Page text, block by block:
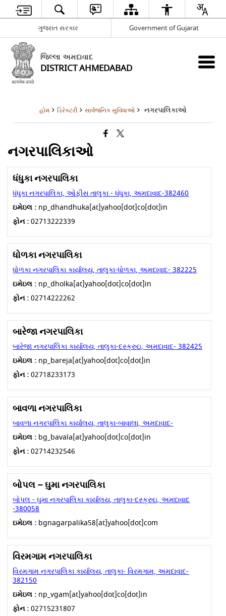
ગુજરાત સરકાર Government of Gujarat
જિલ્લા અમદાવાદ
DISTRICT AHMEDABAD
હોમ ડિરેક્ટરી સાર્વજનિક સુવિધાઓ નગરપાલિકાઓ
નગરપાલિકાઓ
ધંધુકા નગરપાલિકા
ધંધુકા નગરપાલિકા, ઓફીસ તાલુકા - ધંધુકા, અમદાવાદ-382460
ઇમેઇલ : np_dhandhuka[at]yahoo[dot]co[dot]in
ફોન :02713222339
ધોળકા નગરપાલિકા
ધોળકા નગરપાલિકા કાર્યાલય, તાલુકા-ધોળકા, અમદાવાદ- 382225
ઇમેઇલ : np_dholka[at]yahoo[dot]co[dot]in
ફોન :02714222262
બારેજા નગરપાલિકા
બારેજા નગરપાલિકા કાર્યાલય, તાલુકા-દસ્ક્રુઇ, અમદાવાદ- 382425
ઇમેઇલ : np_bareja[at]yahoo[dot]co[dot]in
ફોન :02718233173
બાવળા નગરપાલિકા
બાવળા નગરપાલિકા કાર્યાલય, તાલુકા-બાવાલા, અમદાવાદ-
ઇમેઇલ : bg_bavala[at]yahoo[dot]co[dot]in
ફોન :02714232546
બોપલ – ઘુમા નગરપાલિકા
બોપલ - ઘુમા નગરપાલિકા કાર્યાલય, તાલુકા-દસ્ક્રુઇ, અમદાવાદ
-380058
ઇમેઇલ : bgnagarpalika58[at]yahoo[dot]com
વિરમગામ નગરપાલિકા
વિરમગામ નગરપાલિકા કાર્યાલય, તાલુકા- વિરમગામ, અમદાવાદ-
382150
ઇમેઇલ : np_vgam[at]yahoo[dot]co[dot]in
ફોન :02715231807